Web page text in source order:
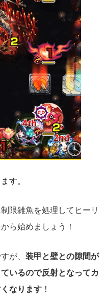
す。
限雑魚を処理してヒーリ
ら始めましょう！
が、 装甲と壁との隙間が
いるので反射となってカ
なります ！